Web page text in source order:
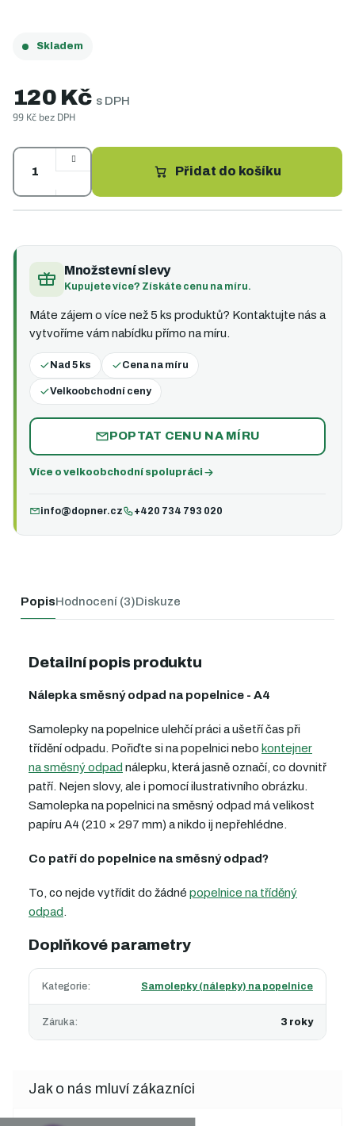
120 Kč s DPH
99 Kč bez DPH
cena:
Skladem
Přidat do košíku
Množstevní slevy
Kupujete více? Získáte cenu na míru.
Máte zájem o více než 5 ks produktů? Kontaktujte nás a
vytvoříme vám nabídku přímo na míru.
Nad 5 ks Cena na míru
Velkoobchodní ceny
POPTAT CENU NA MÍRU
Více o velkoobchodní spolupráci
info@dopner.cz +420 734 793 020
PopisHodnocení (3)Diskuze
Detailní popis produktu
Nálepka směsný odpad na popelnice - A4
Samolepky na popelnice ulehčí práci a ušetří čas při
třídění odpadu. Pořiďte si na popelnici nebo kontejner
na směsný odpad nálepku, která jasně označí, co dovnitř
patří. Nejen slovy, ale i pomocí ilustrativního obrázku.
Samolepka na popelnici na směsný odpad má velikost
papíru A4 (210 × 297 mm) a nikdo ij nepřehlédne.
Co patří do popelnice na směsný odpad?
To, co nejde vytřídit do žádné popelnice na tříděný
odpad
Doplňkové parametry
Kategorie: Samolepky (nálepky) na popelnice
Záruka: 3 roky